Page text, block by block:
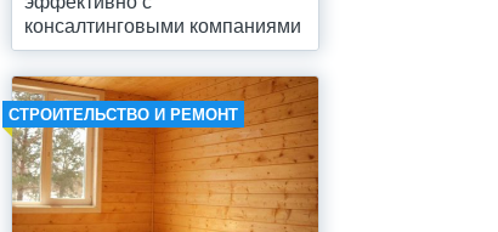
консалтинговыми компаниями
СТРОИТЕЛЬСТВО И РЕМОНТ